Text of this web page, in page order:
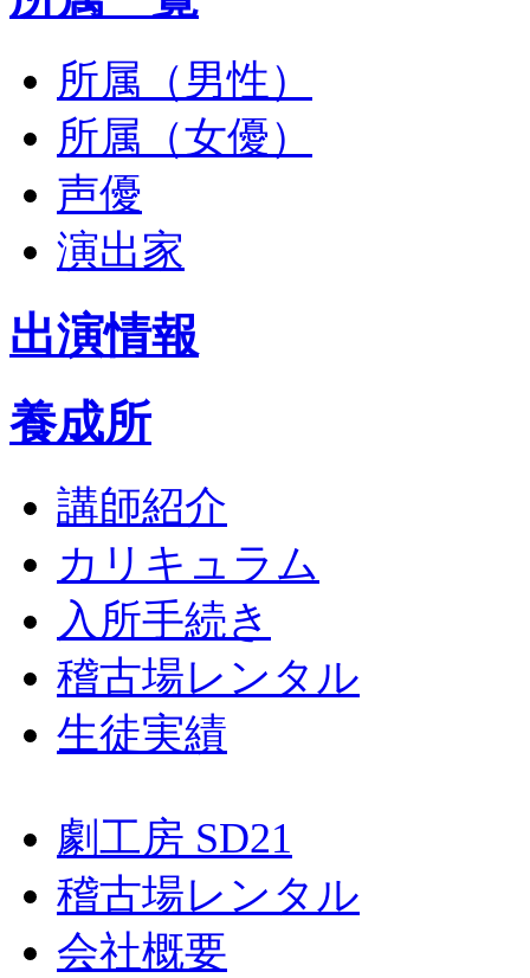
所属（男性）
所属（女優）
声優
演出家
出演情報
養成所
講師紹介
カリキュラム
入所手続き
稽古場レンタル
生徒実績
劇工房 SD21
稽古場レンタル
会社概要